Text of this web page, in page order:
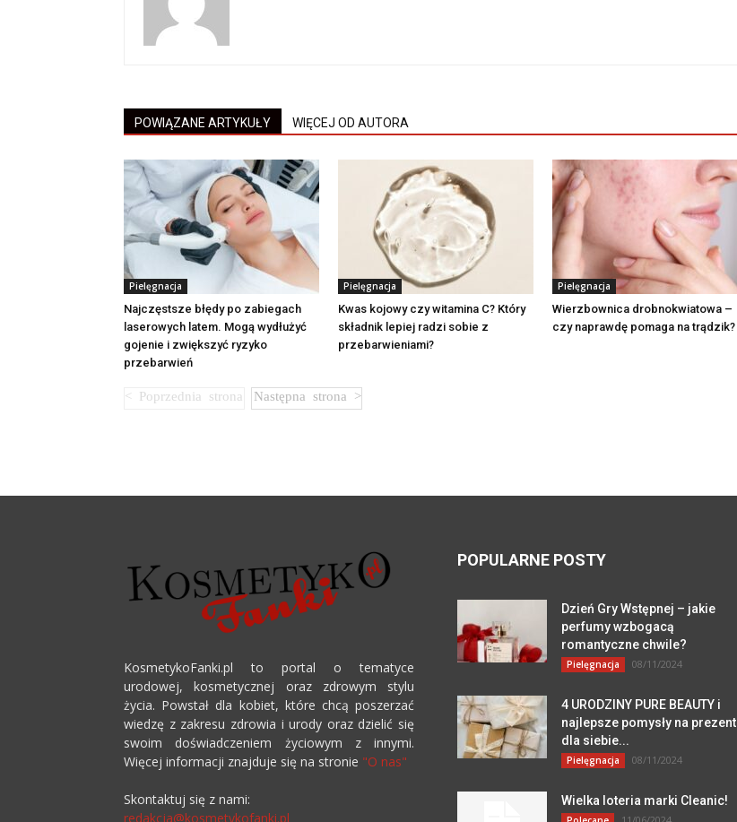
POWIĄZANE ARTYKUŁY WIĘCEJ OD AUTORA
Pielęgnacja
Najczęstsze błędy po zabiegach
laserowych latem. Mogą wydłużyć
gojenie i zwiększyć ryzyko
przebarwień
Pielęgnacja
Kwas kojowy czy witamina C? Który
składnik lepiej radzi sobie z
przebarwieniami?
Pielęgnacja
Wierzbownica drobnokwiatowa –
czy naprawdę pomaga na trądzik?
KosmetykoFanki.pl to portal o tematyce
urodowej, kosmetycznej oraz zdrowym stylu
życia. Powstał dla kobiet, które chcą poszerzać
wiedzę z zakresu zdrowia i urody oraz dzielić się
swoim doświadczeniem życiowym z innymi.
Więcej informacji znajduje się na stronie "O nas"
Skontaktuj się z nami:
redakcja@kosmetykofanki.pl
POPULARNE POSTY
Dzień Gry Wstępnej – jakie
perfumy wzbogacą
romantyczne chwile?
Pielęgnacja 08/11/2024
4 URODZINY PURE BEAUTY i
najlepsze pomysły na prezent
dla siebie...
Pielęgnacja 08/11/2024
Wielka loteria marki Cleanic!